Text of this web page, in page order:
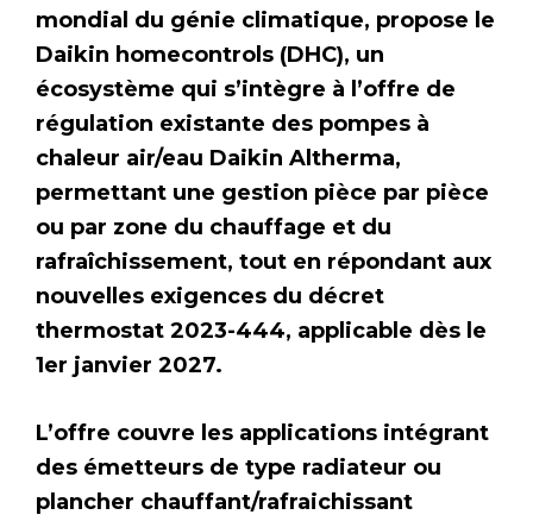
mondial du génie climatique, propose le
Daikin homecontrols (DHC), un
écosystème qui s’intègre à l’offre de
régulation existante des pompes à
chaleur air/eau Daikin Altherma,
permettant une gestion pièce par pièce
ou par zone du chauffage et du
rafraîchissement, tout en répondant aux
nouvelles exigences du décret
thermostat 2023-444, applicable dès le
1er janvier 2027.
L’offre couvre les applications intégrant
des émetteurs de type radiateur ou
plancher chauffant/rafraichissant